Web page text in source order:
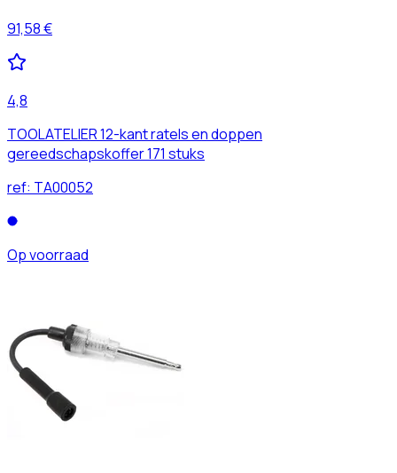
91,58 €
4,8
TOOLATELIER 12-kant ratels en doppen
gereedschapskoffer 171 stuks
ref: TA00052
Op voorraad